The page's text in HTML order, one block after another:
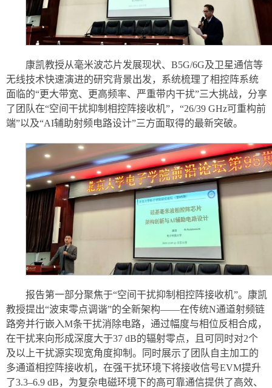
康凯教授从毫米波芯片发展现状、B5G/6G及卫星通信等
无线技术快速演进的研究背景出发，系统梳理了相控阵系统
面临的“更大带宽、更高频率、严重带内干扰”三大挑战，分享
了团队在“空间干扰抑制相控阵接收机”，“26/39 GHz可重构前
端”以及“AI辅助射频电路设计”三方面取得的最新突破。
报告第一部分聚焦于“空间干扰抑制相控阵接收机”。康凯
教授提出“波束零点调谐”的全新架构——在传统N通道射频链
路旁并行嵌入M条干扰消除电路，通过幅度与相位反相合成，
在干扰来向形成深度大于37 dB的辐射零点，且可同时对2个
及以上干扰源实现宽角度抑制。同时展示了团队自主加工的
多通道相控阵接收机，在强干扰环境下将接收信号EVM提升
了3.3–6.9 dB，为复杂电磁环境下的高可靠通信提供了高效、